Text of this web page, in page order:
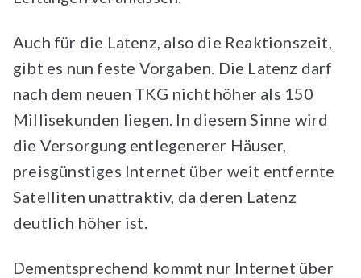
Auch für die Latenz, also die Reaktionszeit,
gibt es nun feste Vorgaben. Die Latenz darf
nach dem neuen TKG nicht höher als 150
Millisekunden liegen. In diesem Sinne wird
die Versorgung entlegenerer Häuser,
preisgünstiges Internet über weit entfernte
Satelliten unattraktiv, da deren Latenz
deutlich höher ist.
Dementsprechend kommt nur Internet über